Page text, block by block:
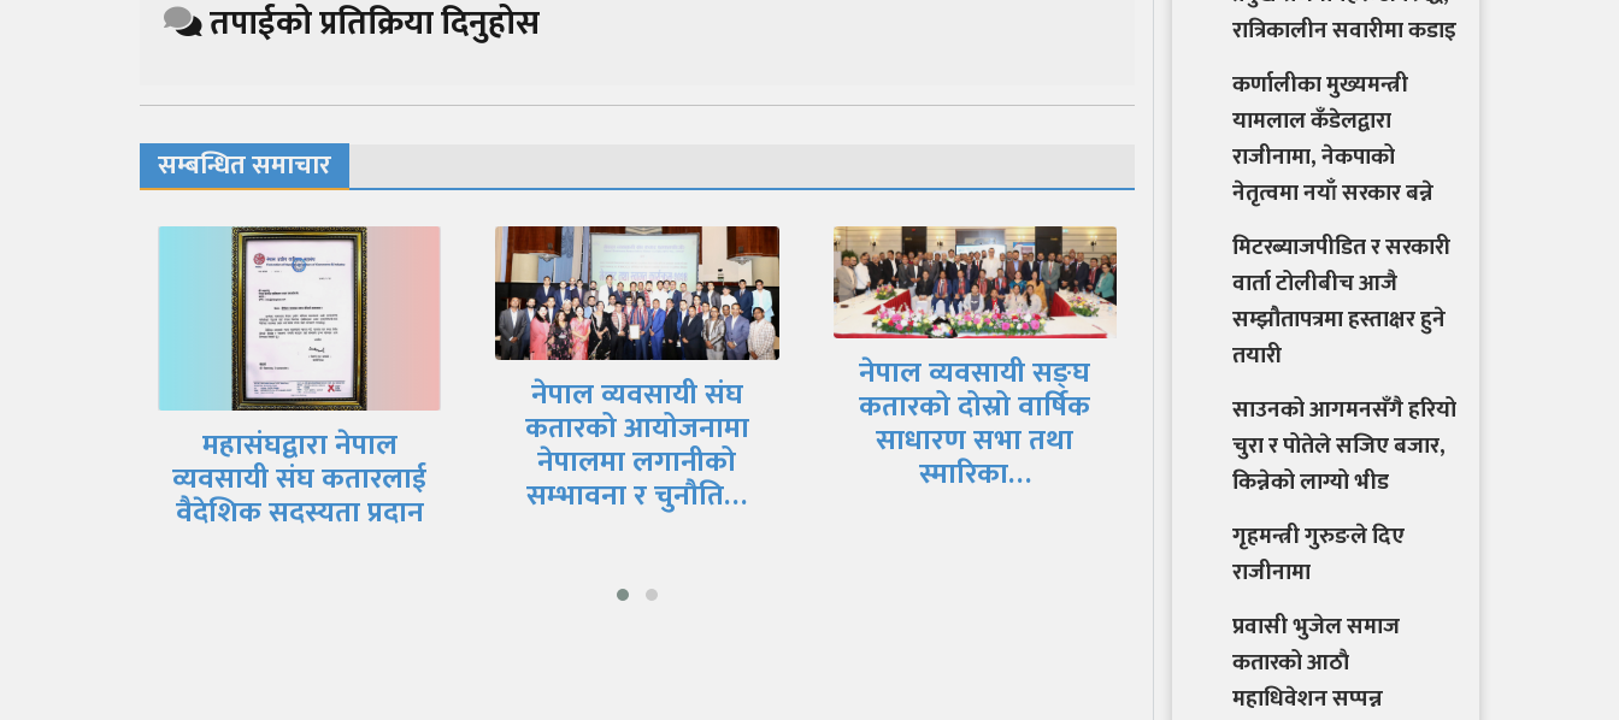
तपाईको प्रतिक्रिया दिनुहोस
सम्बन्धित समाचार
नेपाल व्यवसायी संघ
कतारको आयोजनामा
नेपालमा लगानीको
सम्भावना र चुनौति…
नेपाल व्यवसायी सङ्घ
कतारको दोस्रो वार्षिक
साधारण सभा तथा
स्मारिका…
नेपाल र चीनबीच सूचना
प्रविधिको क्षेत्रमा सहकार्य
महासंघद्वारा नेपाल
व्यवसायी संघ कतारलाई
वैदेशिक सदस्यता प्रदान
रात्रिकालीन सवारीमा कडाइ
कर्णालीका मुख्यमन्त्री
यामलाल कँडेलद्वारा
राजीनामा, नेकपाको
नेतृत्वमा नयाँ सरकार बन्ने
मिटरब्याजपीडित र सरकारी
वार्ता टोलीबीच आजै
सम्झौतापत्रमा हस्ताक्षर हुने
तयारी
साउनको आगमनसँगै हरियो
चुरा र पोतेले सजिए बजार,
किन्नेको लाग्यो भीड
गृहमन्त्री गुरुङले दिए
राजीनामा
प्रवासी भुजेल समाज
कतारको आठाै
महाधिवेशन सप्पन्न